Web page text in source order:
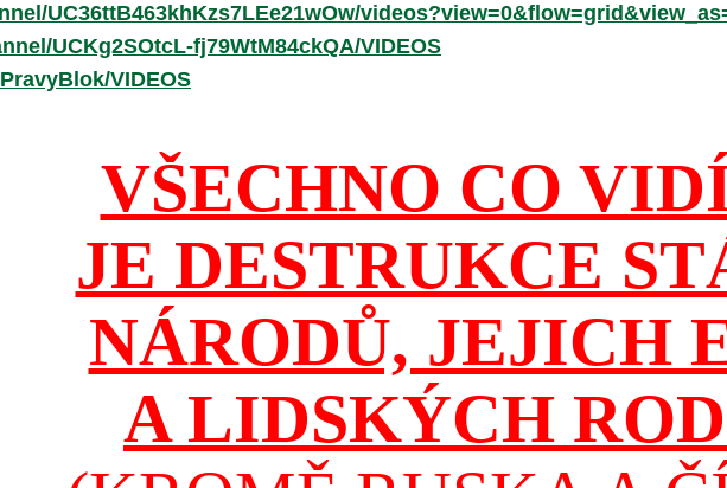
UC36ttB463khKzs7LEe21wOw/
UCKg2SOtcL-fj79WtM84ckQA/VIDEOS
VIDEOS
VŠECHNO CO
JE DESTRUKCE
NÁRODŮ, JEJICH
A LIDSKÝCH